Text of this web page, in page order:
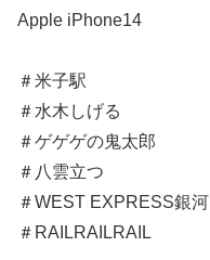
Apple iPhone14
＃米子駅
＃水木しげる
＃ゲゲゲの鬼太郎
＃八雲立つ
＃WEST EXPRESS銀河
＃RAILRAILRAIL